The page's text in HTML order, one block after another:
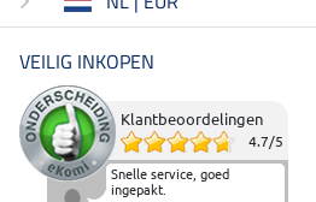
VEILIG INKOPEN
Klantbeoordelingen
4.7/5
Snelle service, goed
ingepakt.